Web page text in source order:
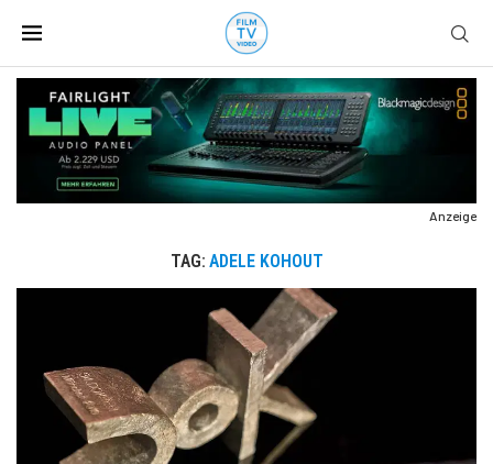
Anzeige
TAG: ADELE KOHOUT